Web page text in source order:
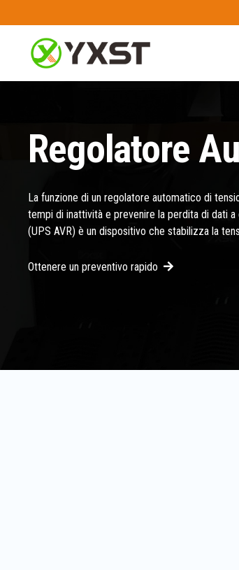
Regolatore
La funzione di un regolatore automatico di
tempi di inattività e prevenire la perdita di dati
(UPS AVR) è un dispositivo che stabilizza la
Ottenere un preventivo rapido